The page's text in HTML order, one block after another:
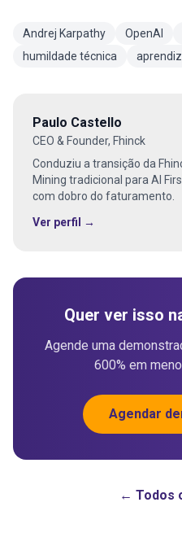
Andrej Karpathy OpenAI
humildade técnica
Paulo Castello
CEO & Founder, Fhinck
Conduziu a transição da
Mining tradicional para AI
com dobro do faturamento.
Ver perfil →
Quer ver isso
Agende uma
600% em
Agendar
← Todos